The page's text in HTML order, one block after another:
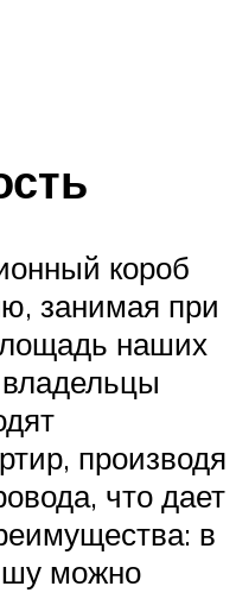
короб
занимая при
наших
производя
что дает
в
можно